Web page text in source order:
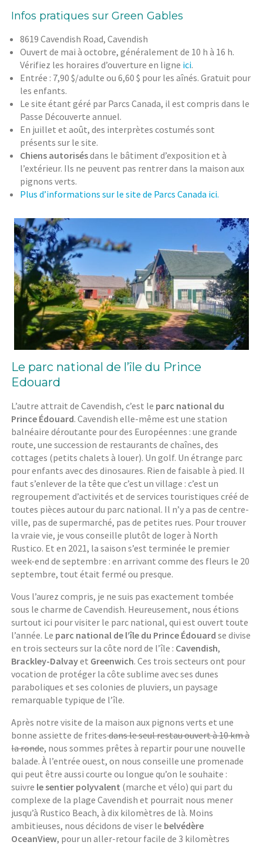
Infos pratiques sur Green Gables
8619 Cavendish Road, Cavendish
Ouvert de mai à octobre, généralement de 10 h à 16 h.
Vérifiez les horaires d’ouverture en ligne ici.
Entrée : 7,90 $/adulte ou 6,60 $ pour les aînés. Gratuit pour
les enfants.
Le site étant géré par Parcs Canada, il est compris dans le
Passe Découverte annuel.
En juillet et août, des interprètes costumés sont
présents sur le site.
Chiens autorisésdans le bâtiment d’exposition et à
l’extérieur. Ils ne peuvent pas rentrer dans la maison aux
pignons verts.
Plus d’informations sur le site de Parcs Canada ici.
Le parc national de l’île du Prince
Edouard
L’autre attrait de Cavendish, c’est le parc national du
Prince Édouard. Cavendish elle-même est une station
balnéaire déroutante pour des Européennes : une grande
route, une succession de restaurants de chaînes, des
cottages (petits chalets à louer). Un golf. Un étrange parc
pour enfants avec des dinosaures. Rien de faisable à pied. Il
faut s’enlever de la tête que c’est un village : c’est un
regroupement d’activités et de services touristiques créé de
toutes pièces autour du parc national. Il n’y a pas de centre-
ville, pas de supermarché, pas de petites rues. Pour trouver
la vraie vie, je vous conseille plutôt de loger à North
Rustico. Et en 2021, la saison s’est terminée le premier
week-end de septembre : en arrivant comme des fleurs le 20
septembre, tout était fermé ou presque.
Vous l’aurez compris, je ne suis pas exactement tombée
sous le charme de Cavendish. Heureusement, nous étions
surtout ici pour visiter le parc national, qui est ouvert toute
l’année. Le parc national de l’île du Prince Édouard se divise
en trois secteurs sur la côte nord de l’île : Cavendish,
Brackley-Dalvayet Greenwich. Ces trois secteurs ont pour
vocation de protéger la côte sublime avec ses dunes
paraboliques et ses colonies de pluviers, un paysage
remarquable typique de l’île.
Après notre visite de la maison aux pignons verts et une
bonne assiette de fritesdans le seul restau ouvert à 10 km à
la ronde, nous sommes prêtes à repartir pour une nouvelle
balade. À l’entrée ouest, on nous conseille une promenade
qui peut être aussi courte ou longue qu’on le souhaite :
suivre le sentier polyvalent (marche et vélo) qui part du
complexe de la plage Cavendish et pourrait nous mener
jusqu’à Rustico Beach, à dix kilomètres de là. Moins
ambitieuses, nous décidons de viser le belvédère
OceanView, pour un aller-retour facile de 3 kilomètres